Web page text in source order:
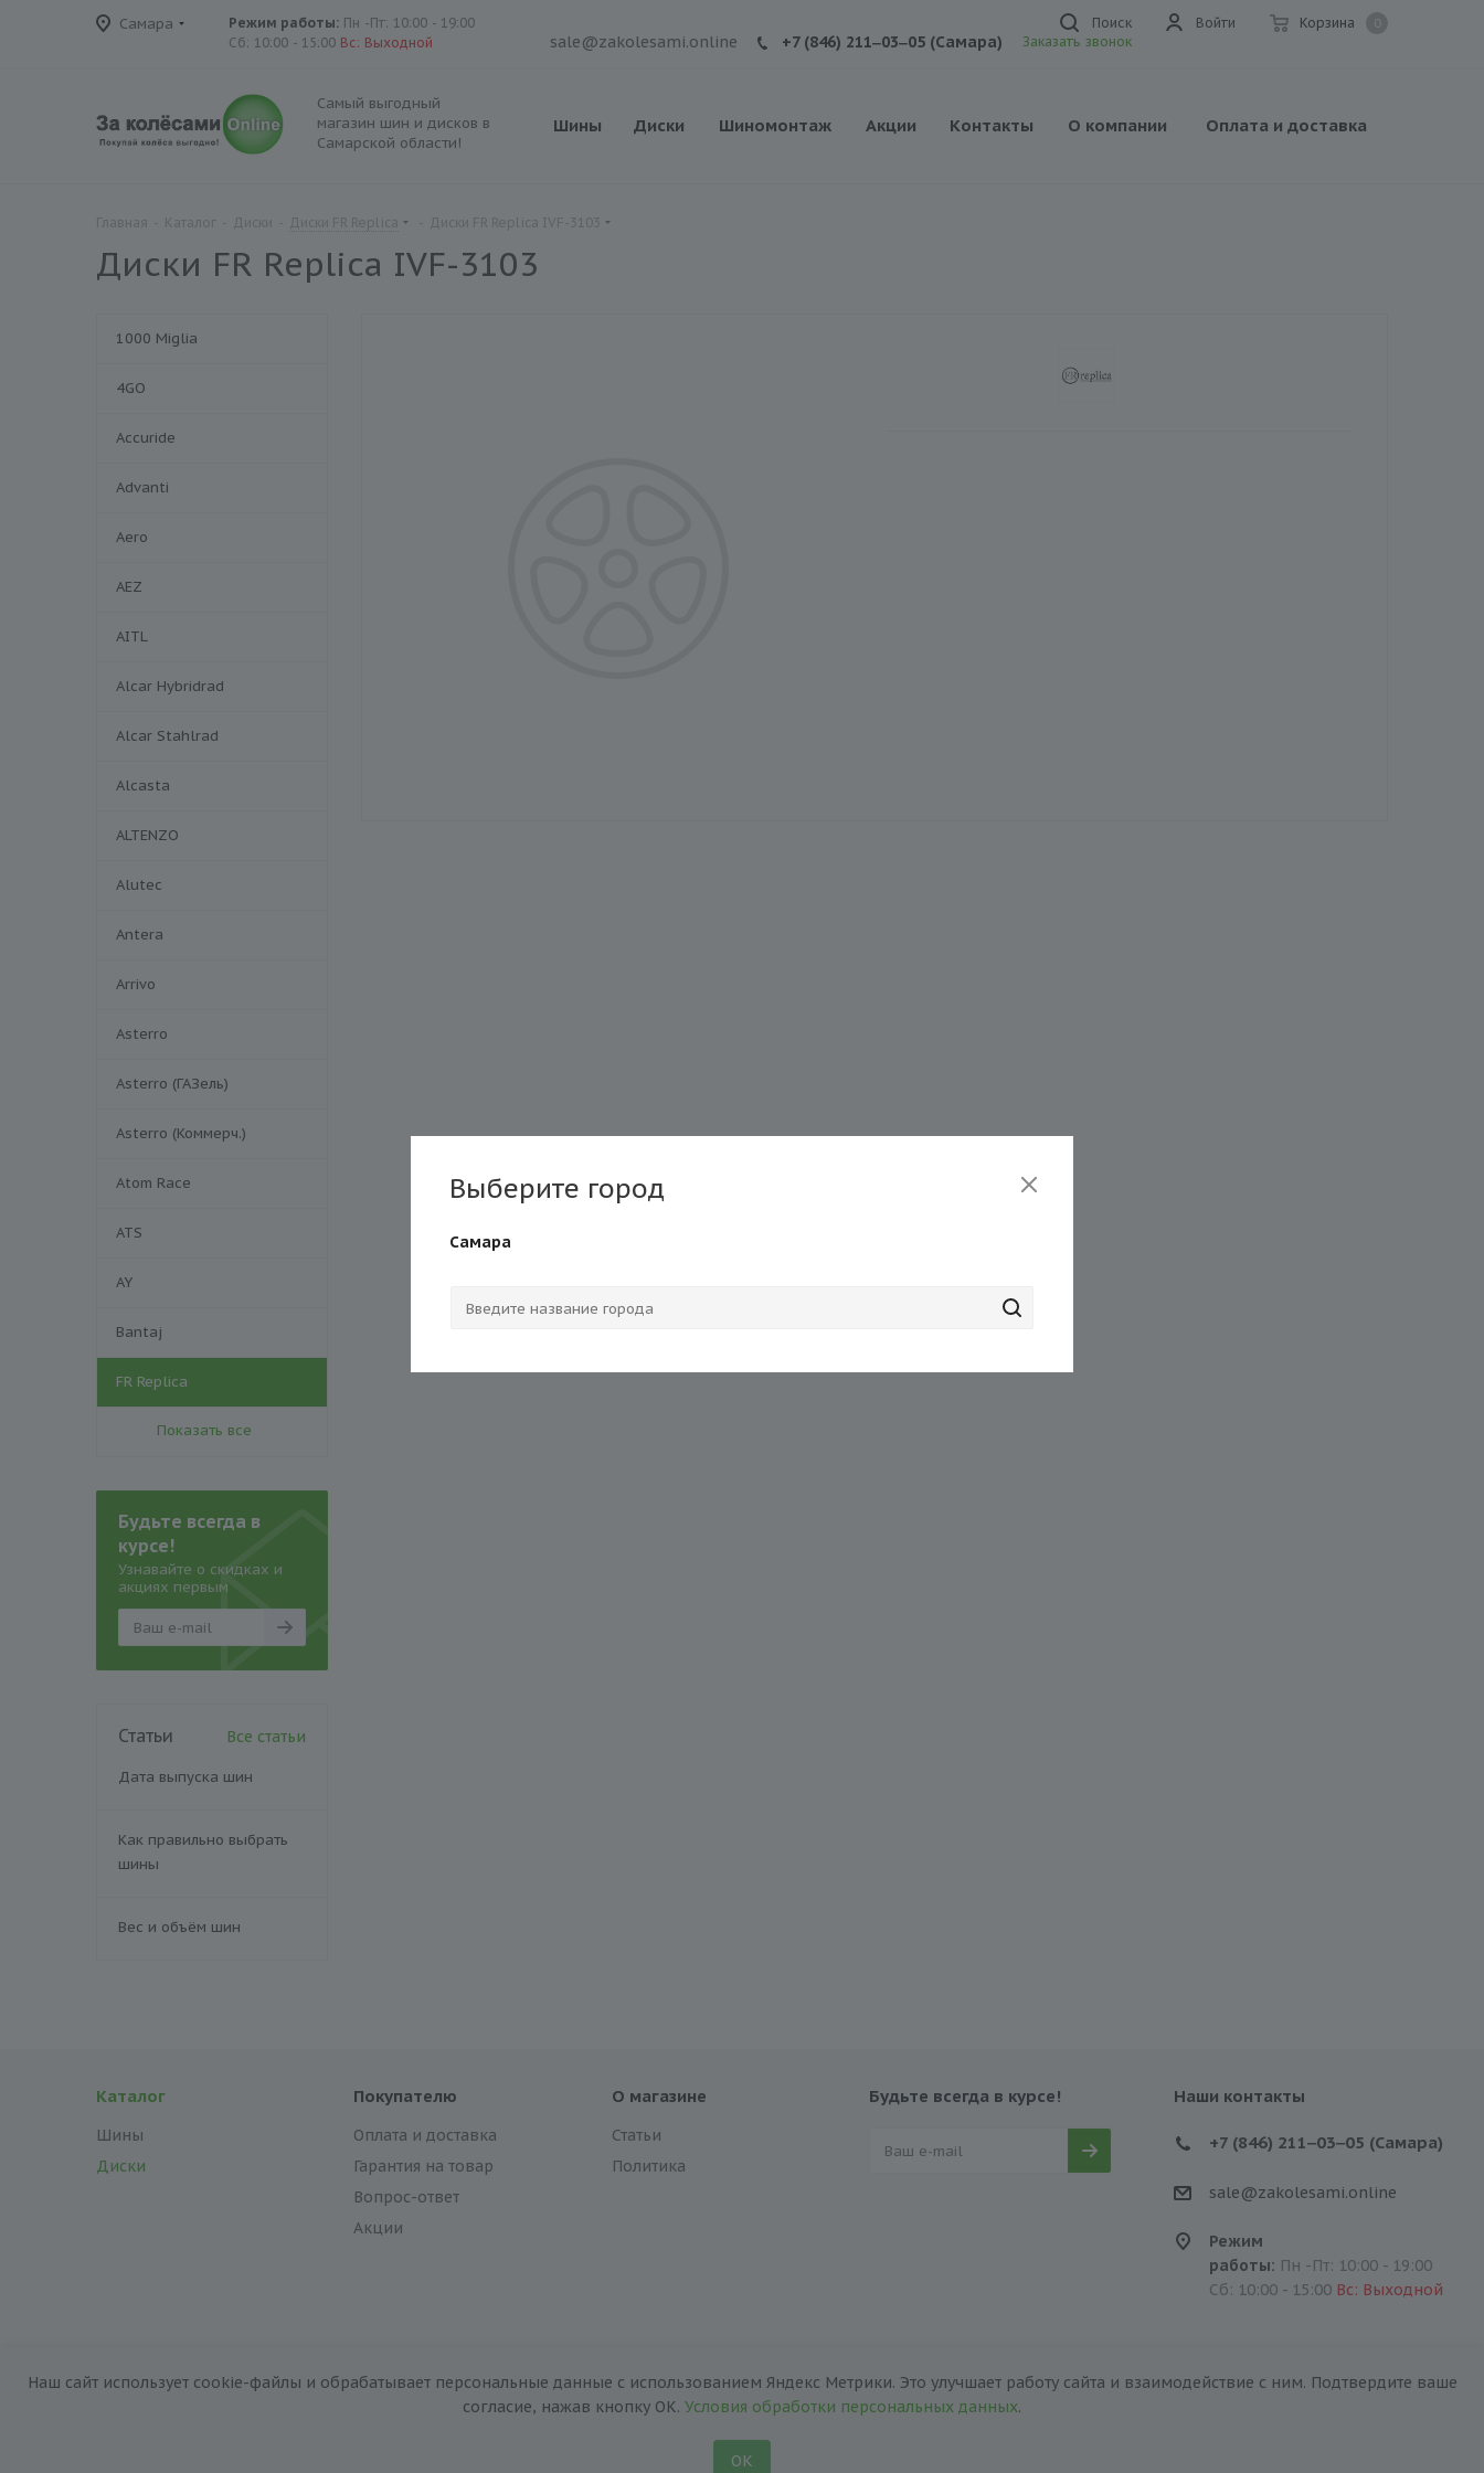
Самара Корзина
Войти
Режим работы: Пн -Пт: 10:00 - 19:00
Сб: 10:00 - 15:00 Вс: Выходной
Поиск
sale@zakolesami.online +7 (846) 211‒03‒05 (Самара) Заказать звонок
Самый выгодный
магазин шин и дисков в
Самарской области!
Шины Диски Шиномонтаж Акции Контакты О компании Оплата и доставка
Диски FR Replica IVF-3103
1000 Miglia
4GO
Accuride
Advanti
Aero
AEZ
AITL
Alcar Hybridrad
Alcar Stahlrad
Alcasta
ALTENZO
Alutec
Antera
Arrivo
Asterro
Asterro (ГАЗель)
Asterro (Коммерч.)
Atom Race
ATS
AY
Bantaj
FR Replica
Показать все
Будьте всегда в
курсе!
Узнавайте о скидках и
акциях первым
Статьи Все статьи
Дата выпуска шин
Как правильно выбрать
шины
Вес и объём шин
Каталог
Шины
Диски
Покупателю
Оплата и доставка
Гарантия на товар
Вопрос-ответ
Акции
О магазине
Статьи
Политика
Будьте всегда в курсе! Наши контакты
+7 (846) 211‒03‒05 (Самара)
sale@zakolesami.online
Режим
работы: Пн -Пт: 10:00 - 19:00
Сб: 10:00 - 15:00 Вс: Выходной
Наш сайт использует cookie-файлы и обрабатывает персональные данные с использованием Яндекс Метрики. Это улучшает работу сайта и взаимодействие с ним. Подтвердите ваше
согласие, нажав кнопку ОК. Условия обработки персональных данных.
ОК
Выберите город
Самара